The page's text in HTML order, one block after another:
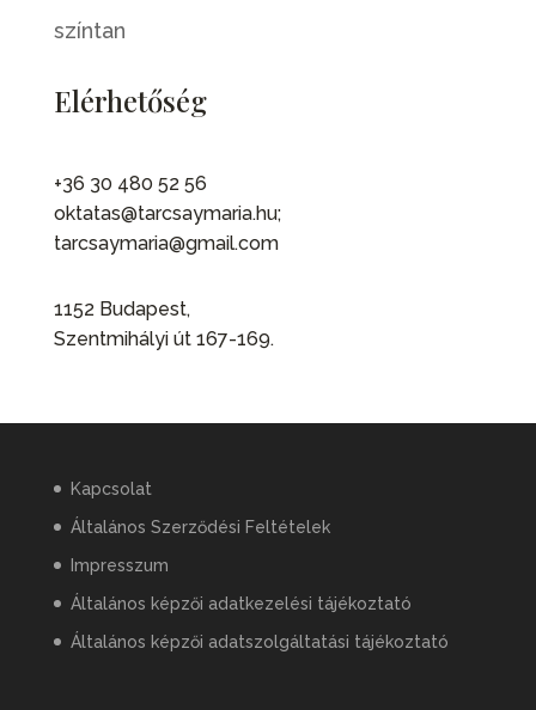
színtan
Elérhetőség
+36 30 480 52 56
oktatas@tarcsaymaria.hu;
tarcsaymaria@gmail.com
1152 Budapest,
Szentmihályi út 167-169.
Kapcsolat
Általános Szerződési Feltételek
Impresszum
Általános képzői adatkezelési tájékoztató
Általános képzői adatszolgáltatási tájékoztató